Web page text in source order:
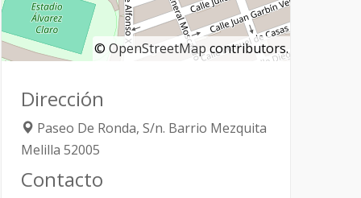
© OpenStreetMap contributors.
Dirección
Paseo De Ronda, S/n. Barrio Mezquita
Melilla 52005
Contacto